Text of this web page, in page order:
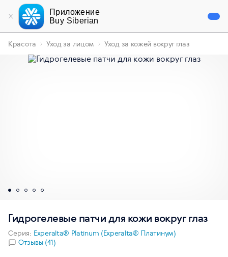
Приложение
Buy Siberian
Красота Уход за лицом Уход за кожей вокруг глаз
Гидрогелевые патчи для кожи вокруг глаз
Серия: Experalta® Platinum (Experalta® Платинум)
Отзывы (41)